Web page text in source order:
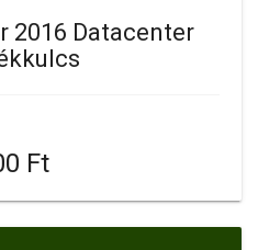
2016 Datacenter
Ft